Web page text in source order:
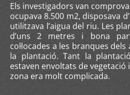
Els investigadors van
ocupava 8.500 m2, disposava
utilitzava l’aigua del riu. Les
d’uns 2 metres i bona part
col·locades a les branques
la plantació. Tant la
estaven envoltats de vegetació
zona era molt complicada.